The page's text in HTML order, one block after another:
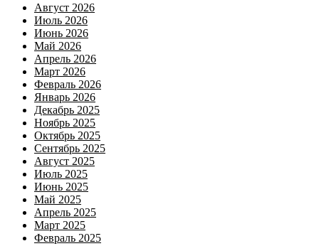
Август 2026
Июль 2026
Июнь 2026
Май 2026
Апрель 2026
Март 2026
Февраль 2026
Январь 2026
Декабрь 2025
Ноябрь 2025
Октябрь 2025
Сентябрь 2025
Август 2025
Июль 2025
Июнь 2025
Май 2025
Апрель 2025
Март 2025
Февраль 2025